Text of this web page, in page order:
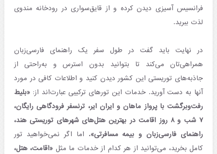
فرانسیس آسیزی دیدن کرده و از قایق‌سواری در رودخانه مندوی
لذت ببرید.
در نهایت باید گفت در طول سفر یک راهنمای فارسی‌زبان
همراهی‌تان می‌کند تا بتوانید بدون استرس و به‌راحتی از
جاذبه‌های توریستی این کشور دیدن کنید و اطلاعات کافی در مورد
آنها به دست آورید. خدمات این تورهای ترکیبی عبارت‌اند از:«بلیط
رفت‌‌وبرگشت با پرواز ماهان و ایران ایر، ترنسفر فرودگاهی رایگان،
۷ شب و ۸ روز اقامت در بهترین‌ هتل‌‌های شهرهای توریستی هند،
راهنمای فارسی‌‌زبان و بیمه مسافرتی». اما اگر نمی‌خواهید تور
کامل بخرید، می‌توانید از هر کدام از خدمات ما مثل «اقامت، هتل،